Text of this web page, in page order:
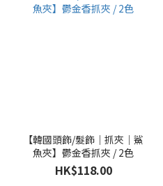
【韓國頭飾/髮飾｜抓夾｜鯊
魚夾】鬱金香抓夾 / 2色
HK$118.00